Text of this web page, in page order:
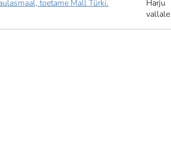
toetame Mall Türki.
Harju
vallale